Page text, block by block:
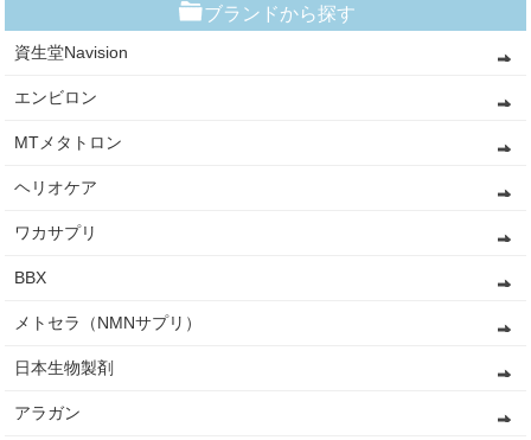
ブランドから探す
資生堂Navision
エンビロン
MTメタトロン
ヘリオケア
ワカサプリ
BBX
メトセラ（NMNサプリ）
日本生物製剤
アラガン